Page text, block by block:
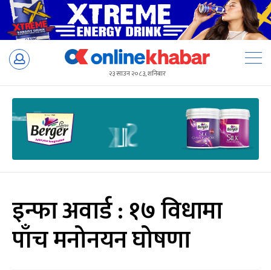
Skip
२३ साउन २०८३, शनिबार
इन्फा अवार्ड : १७ विधामा
पाँच मनोनयन घोषणा